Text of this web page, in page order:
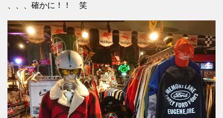
、、、確かに！！ 笑